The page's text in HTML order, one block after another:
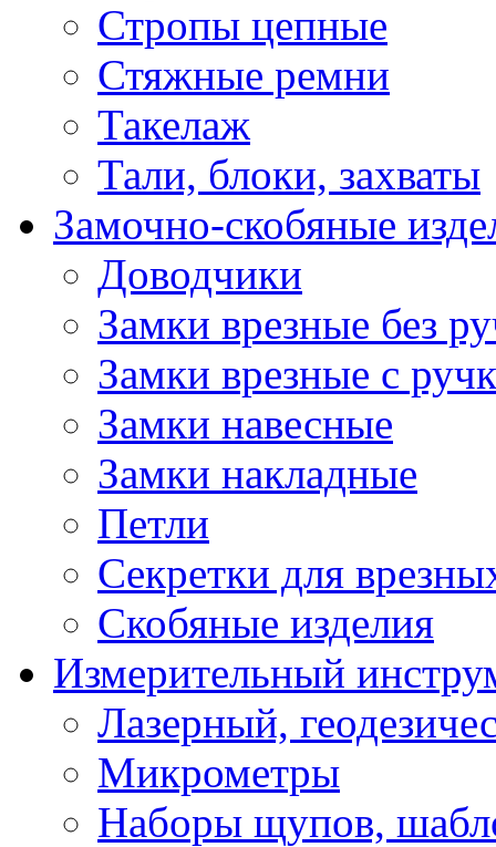
Стропы цепные
Стяжные ремни
Такелаж
Тали, блоки, захваты
Замочно-скобяные
Доводчики
Замки врезные без
Замки врезные с
Замки навесные
Замки накладные
Петли
Секретки для
Скобяные изделия
Измерительный
Лазерный,
Микрометры
Наборы щупов,